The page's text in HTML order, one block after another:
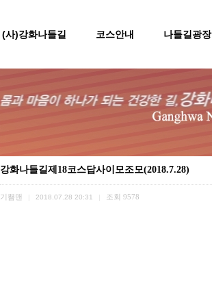
(사)강화나들길 코스안내 나들길광장
강화나들길제18코스답사이모조모(2018.7.28)
기쁨맨 2018.07.28 20:31 조회 9578